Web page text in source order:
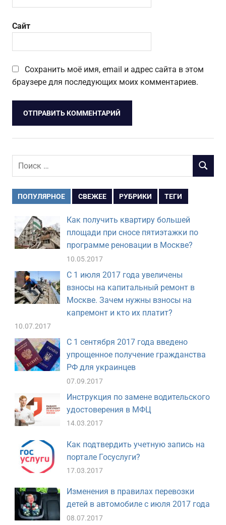
Сайт
Сохранить моё имя, email и адрес сайта в этом
браузере для последующих моих комментариев.
Поиск
ПОИСК
ПОПУЛЯРНОЕ СВЕЖЕЕ РУБРИКИ ТЕГИ
Как получить квартиру большей
площади при сносе пятиэтажки по
программе реновации в Москве?
10.05.2017
С 1 июля 2017 года увеличены
взносы на капитальный ремонт в
Москве. Зачем нужны взносы на
капремонт и кто их платит?
10.07.2017
С 1 сентября 2017 года введено
упрощенное получение гражданства
РФ для украинцев
07.09.2017
Инструкция по замене водительского
удостоверения в МФЦ
14.03.2017
Как подтвердить учетную запись на
портале Госуслуги?
17.03.2017
Изменения в правилах перевозки
детей в автомобиле с июля 2017 года
08.07.2017